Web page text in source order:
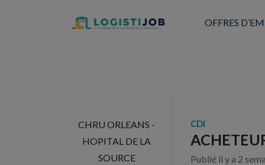
OFFRES
CHRU ORLEANS -
HOPITAL DE LA
SOURCE
CDI
Publié il y a 2